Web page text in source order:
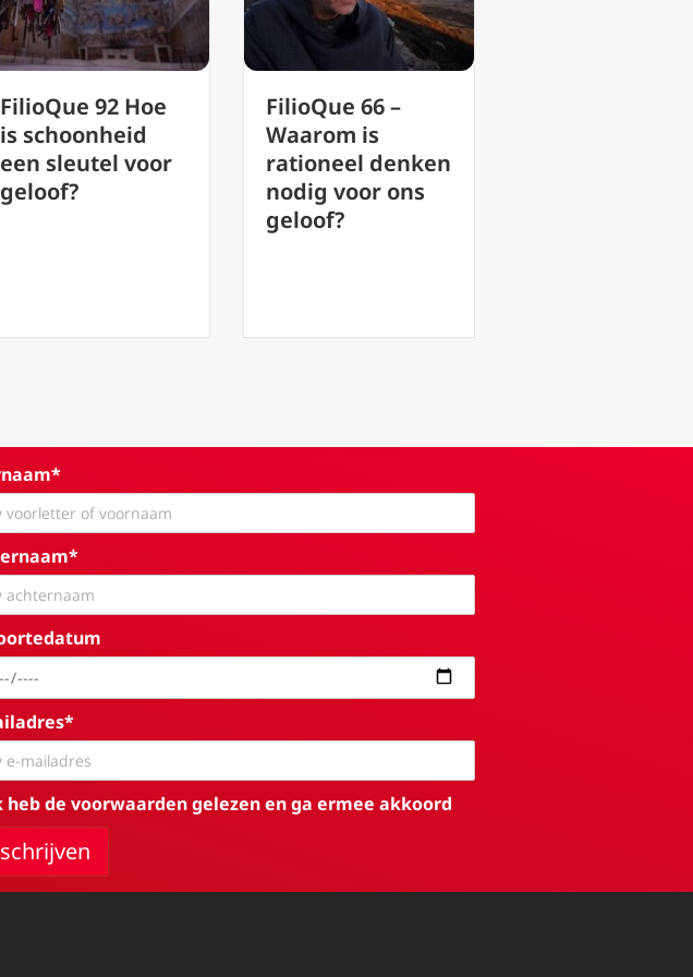
FilioQue 92 Hoe
is schoonheid
een sleutel voor
geloof?
FilioQue 66 –
Waarom is
rationeel denken
nodig voor ons
geloof?
heb de voorwaarden gelezen en ga ermee akkoord